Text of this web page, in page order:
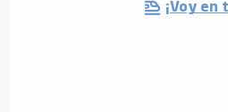
¡Voy en